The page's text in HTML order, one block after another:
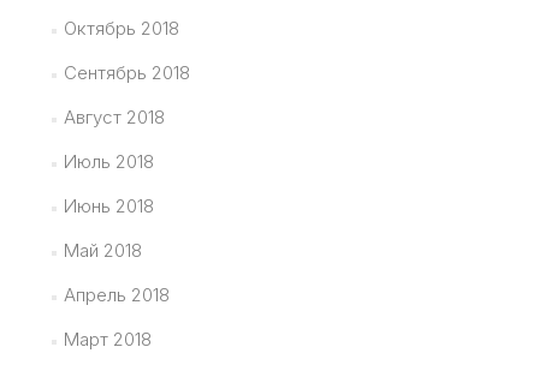
Октябрь 2018
Сентябрь 2018
Август 2018
Июль 2018
Июнь 2018
Май 2018
Апрель 2018
Март 2018